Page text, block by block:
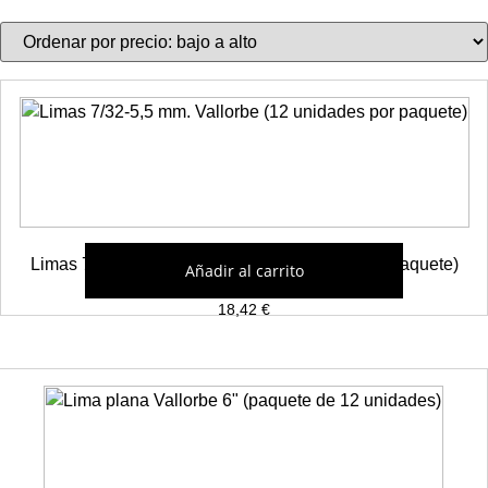
Limas 7/32-5,5 mm. Vallorbe (12 unidades por paquete)
18,42 €
Añadir al carrito